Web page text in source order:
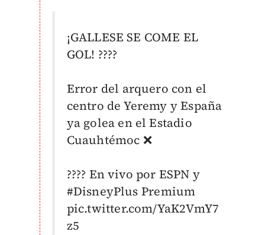
¡GALLESE SE COME EL
GOL! ????
Error del arquero con el
centro de Yeremy y España
ya golea en el Estadio
Cuauhtémoc ❌
???? En vivo por ESPN y
#DisneyPlus Premium
pic.twitter.com/YaK2VmY7
z5